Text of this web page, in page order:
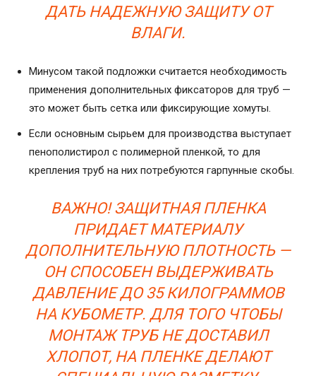
ДАТЬ НАДЕЖНУЮ ЗАЩИТУ ОТ
ВЛАГИ.
Минусом такой подложки считается необходимость
применения дополнительных фиксаторов для труб —
это может быть сетка или фиксирующие хомуты.
Если основным сырьем для производства выступает
пенополистирол с полимерной пленкой, то для
крепления труб на них потребуются гарпунные скобы.
ВАЖНО! ЗАЩИТНАЯ ПЛЕНКА
ПРИДАЕТ МАТЕРИАЛУ
ДОПОЛНИТЕЛЬНУЮ ПЛОТНОСТЬ —
ОН СПОСОБЕН ВЫДЕРЖИВАТЬ
ДАВЛЕНИЕ ДО 35 КИЛОГРАММОВ
НА КУБОМЕТР. ДЛЯ ТОГО ЧТОБЫ
МОНТАЖ ТРУБ НЕ ДОСТАВИЛ
ХЛОПОТ, НА ПЛЕНКЕ ДЕЛАЮТ